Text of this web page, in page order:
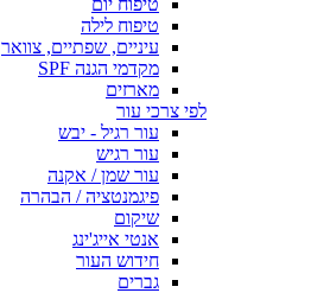
טיפוח יום
טיפוח לילה
עיניים, שפתיים, צוואר
מקדמי הגנה SPF
מארזים
לפי צרכי עור
עור רגיל - יבש
עור רגיש
עור שמן / אקנה
פיגמנטציה / הבהרה
שיקום
אנטי אייג'ינג
חידוש העור
גברים